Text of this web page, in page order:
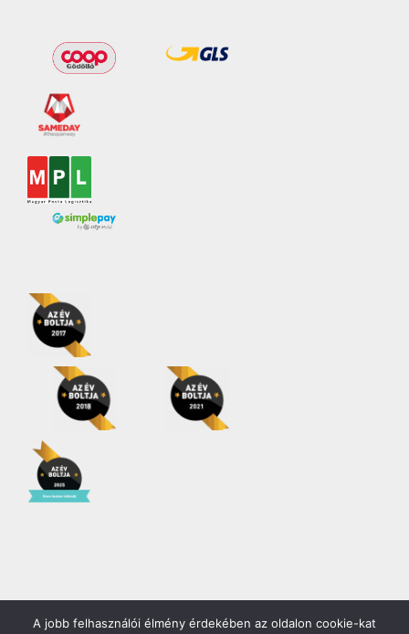
A jobb felhasználói élmény érdekében az oldalon cookie-kat